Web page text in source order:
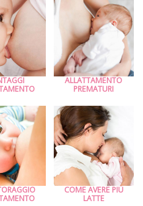
ALLATTAMENTO
PREMATURI
COME AVERE PIÙ
LATTE